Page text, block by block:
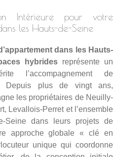
Intérieure pour votre
les Hauts-de-Seine
dans les Hauts-
hybrides représente un
l’accompagnement de
Depuis plus de vingt ans,
les propriétaires de Neuilly-
Levallois-Perret et l’ensemble
Seine dans leurs projets de
approche globale « clé en
unique qui coordonne